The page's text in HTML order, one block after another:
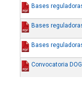
Bases
Bases
Bases
Convocatoria